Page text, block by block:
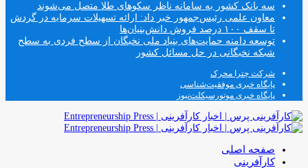
سه بانک کشور به سامانه ناظر سکوهای طلا متصل می‌شوند
معاون علمی رئیس‌جمهور خبر داد: ارائه تسهیلات سرمایه در گردش
تا سقف ۱۰۰ درصد فروش دانش‌بنیان‌ها
توسعه دامنه حمایت‌های بنیاد ملی نخبگان از سطح فردی به سطح
شبکه نخبگانی در حل مسائل کشور
شرکت چترا محرک
پایگاه خبری موفقیت‌شناسی
پایگاه خبری موتورسیکلت‌نیوز
صفحه اصلی
کارآفرینی